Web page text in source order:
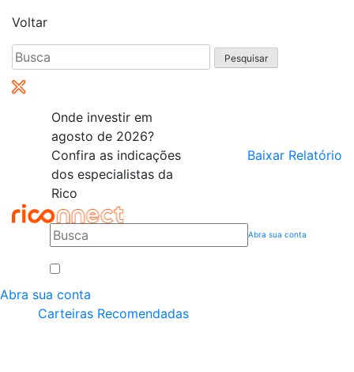
Voltar
Pesquisar
por:
Onde investir em
agosto de 2026?
Confira as indicações
dos especialistas da
Rico
Baixar Relatório
Abra sua conta
Abra sua conta
Carteiras Recomendadas